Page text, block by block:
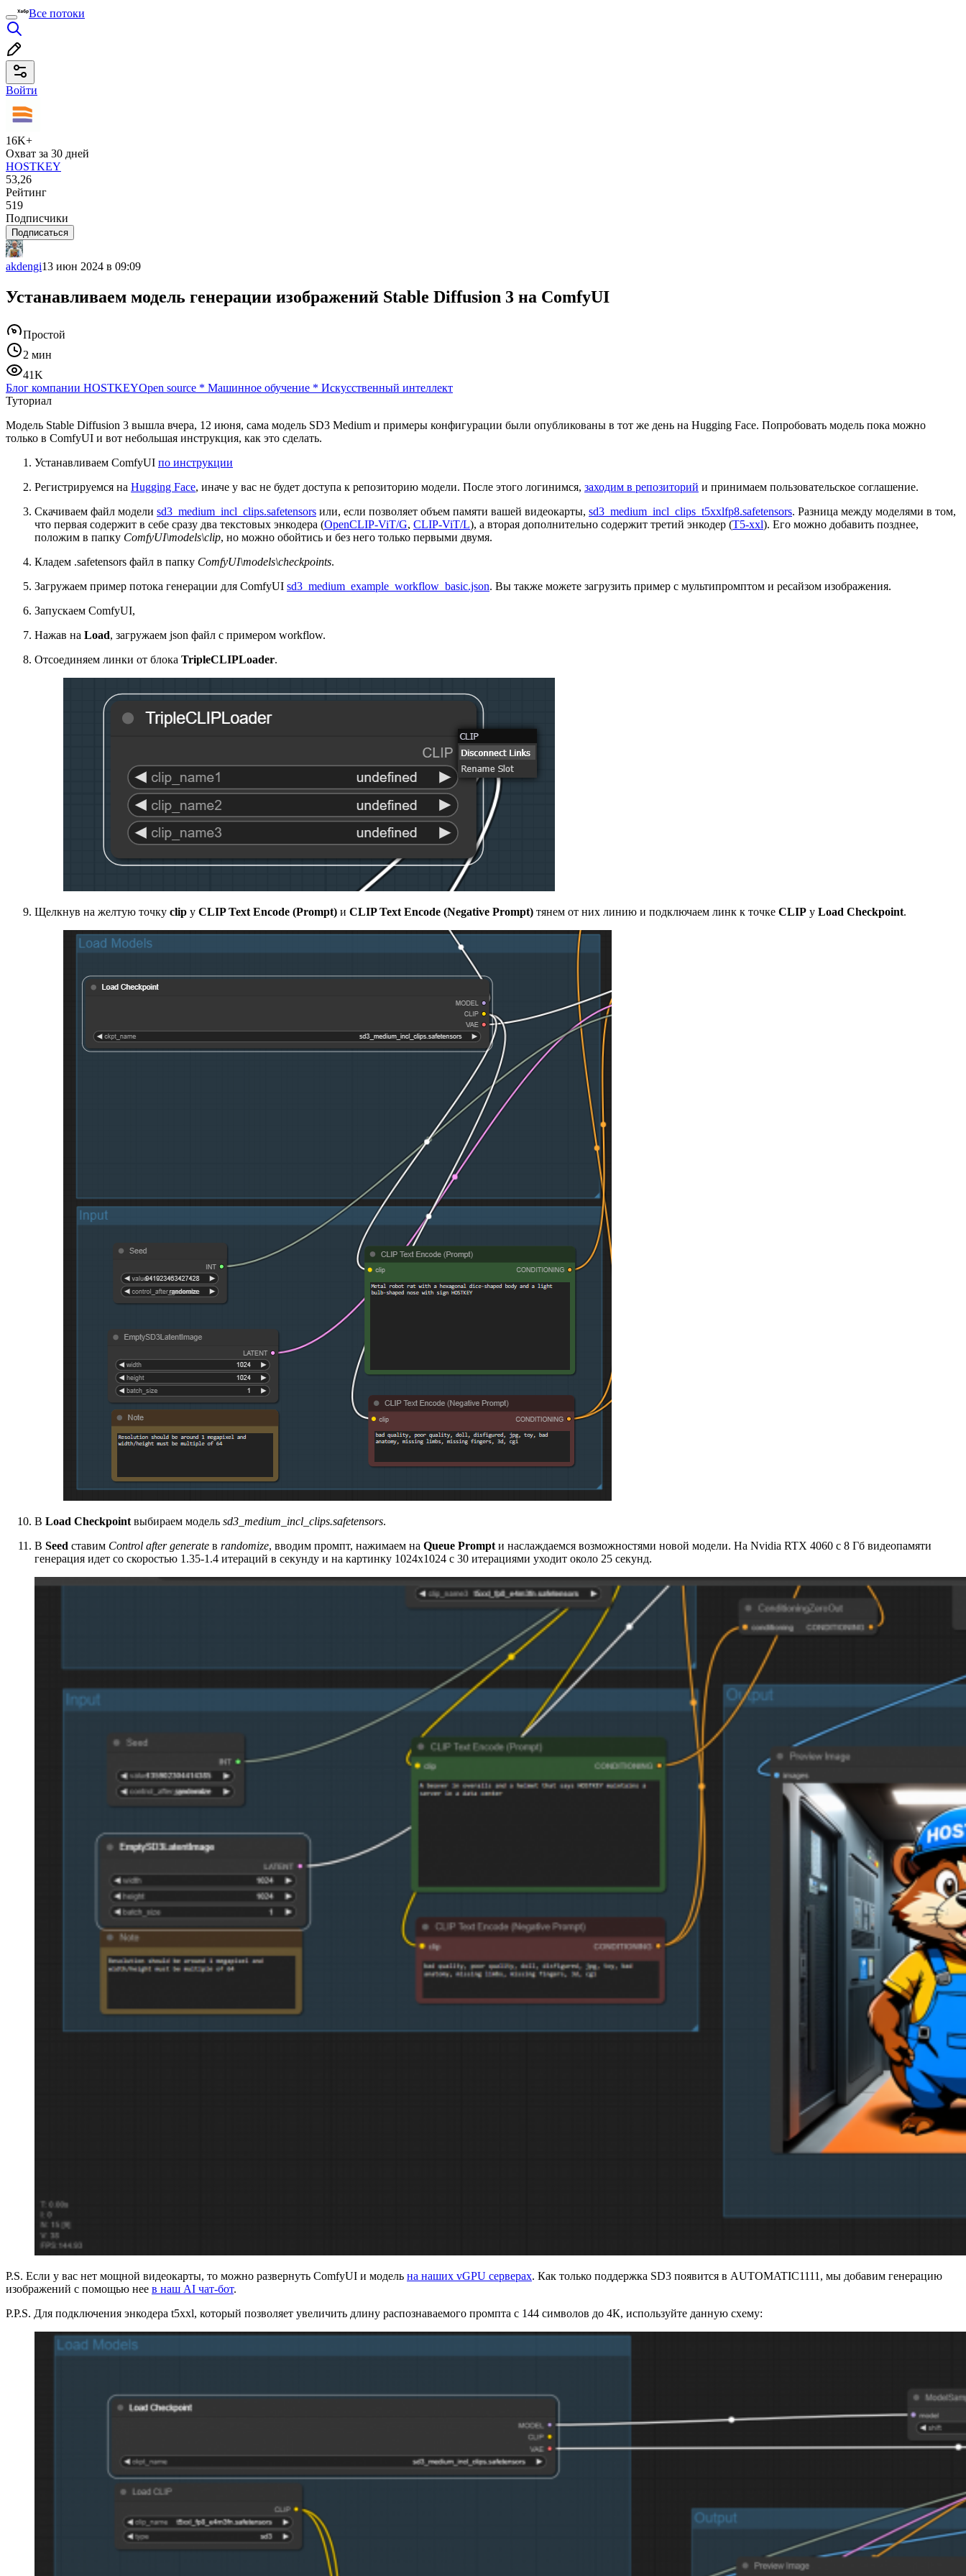
Все потоки
Войти
16K+
Охват за 30 дней
HOSTKEY
53,26
Рейтинг
519
Подписчики
Подписаться
akdengi13 июн 2024 в 09:09
Устанавливаем модель генерации изображений Stable Diffusion 3 на ComfyUI
Простой
2 мин
41K
Блог компании HOSTKEYOpen source * Машинное обучение * Искусственный интеллект
Туториал
Модель Stable Diffusion 3 вышла вчера, 12 июня, сама модель SD3 Medium и примеры конфигурации были опубликованы в тот же день на Hugging Face. Попробовать модель пока можно
только в ComfyUI и вот небольшая инструкция, как это сделать.
Устанавливаем ComfyUI по инструкции
Регистрируемся на Hugging Face, иначе у вас не будет доступа к репозиторию модели. После этого логинимся, заходим в репозиторий и принимаем пользовательское соглашение.
Скачиваем файл модели sd3_medium_incl_clips.safetensors или, если позволяет объем памяти вашей видеокарты, sd3_medium_incl_clips_t5xxlfp8.safetensors. Разница между моделями в том,
что первая содержит в себе сразу два текстовых энкодера (OpenCLIP-ViT/G, CLIP-ViT/L), а вторая дополнительно содержит третий энкодер (T5-xxl). Его можно добавить позднее,
положим в папку ComfyUI\models\clip, но можно обойтись и без него только первыми двумя.
Кладем .safetensors файл в папку ComfyUI\models\checkpoints.
Загружаем пример потока генерации для ComfyUI sd3_medium_example_workflow_basic.json. Вы также можете загрузить пример с мультипромптом и ресайзом изображения.
Запускаем ComfyUI,
Нажав на Load, загружаем json файл с примером workflow.
Отсоединяем линки от блока TripleCLIPLoader.
Щелкнув на желтую точку clip у CLIP Text Encode (Prompt) и CLIP Text Encode (Negative Prompt) тянем от них линию и подключаем линк к точке CLIP у Load Checkpoint.
В Load Checkpoint выбираем модель sd3_medium_incl_clips.safetensors.
В Seed ставим Control after generate в randomize, вводим промпт, нажимаем на Queue Prompt и наслаждаемся возможностями новой модели. На Nvidia RTX 4060 с 8 Гб видеопамяти
генерация идет со скоростью 1.35-1.4 итераций в секунду и на картинку 1024x1024 с 30 итерациями уходит около 25 секунд.
P.S. Если у вас нет мощной видеокарты, то можно развернуть ComfyUI и модель на наших vGPU серверах. Как только поддержка SD3 появится в AUTOMATIC1111, мы добавим генерацию
изображений с помощью нее в наш AI чат-бот.
P.P.S. Для подключения энкодера t5xxl, который позволяет увеличить длину распознаваемого промпта с 144 символов до 4К, используйте данную схему: